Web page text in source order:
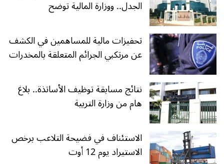
الجدل.. ووزارة المالية توضح
تحفيزات مالية للمساهمين في الكشف
عن مرتكبي الجرائم المتعلقة بالمخدرات
نتائج مسابقة توظيف الأساتذة.. بلاغ
هام من وزارة التربية
الاستئناف في فضيحة التلاعب برخص
الاستيراد يوم 12 أوت